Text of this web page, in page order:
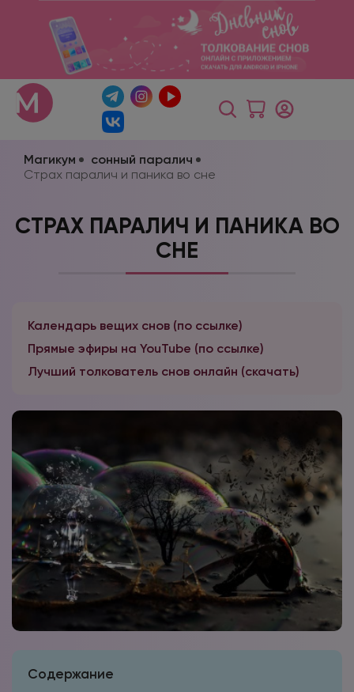
Магикум
сонный паралич
Страх паралич и паника во сне
СТРАХ ПАРАЛИЧ И ПАНИКА ВО
СНЕ
Календарь вещих снов (по ссылке)
Прямые эфиры на YouTube (по ссылке)
Лучший толкователь снов онлайн (скачать)
Содержание